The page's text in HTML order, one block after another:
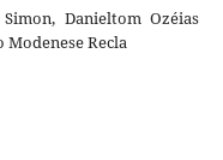
Danieltom Ozéias
Recla